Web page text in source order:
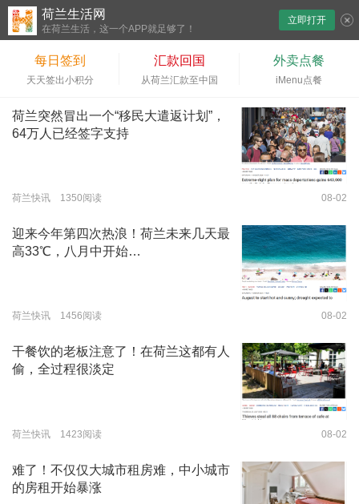
荷兰生活网
在荷兰生活，这一个APP就足够了！
立即打开
每日签到
天天签出小积分
汇款回国
从荷兰汇款至中国
外卖点餐
iMenu点餐
荷兰突然冒出一个“移民大遣返计划”，
64万人已经签字支持
荷兰快讯 1350阅读 08-02
迎来今年第四次热浪！荷兰未来几天最
高33℃，八月中开始…
荷兰快讯 1456阅读 08-02
干餐饮的老板注意了！在荷兰这都有人
偷，全过程很淡定
荷兰快讯 1423阅读 08-02
难了！不仅仅大城市租房难，中小城市
的房租开始暴涨